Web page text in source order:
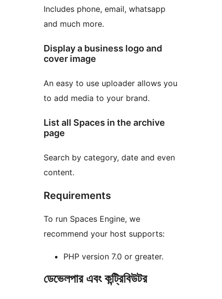
Includes phone, email, whatsapp
and much more.
Display a business logo and
cover image
An easy to use uploader allows you
to add media to your brand.
List all Spaces in the archive
page
Search by category, date and even
content.
Requirements
To run Spaces Engine, we
recommend your host supports:
PHP version 7.0 or greater.
ডেভেলপার এবং কন্ট্রিবিউটর